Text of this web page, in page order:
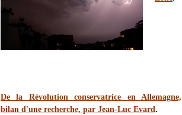
De la Révolution conservatrice en Allemagne,
bilan d'une recherche, par Jean-Luc Evard.